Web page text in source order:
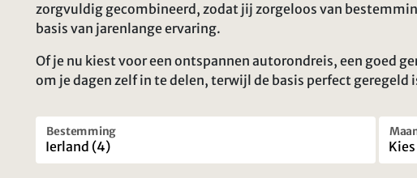
zorgvuldig gecombineerd, zodat jij zorgeloos van
basis van jarenlange ervaring.
Of je nu kiest voor een ontspannen autorondreis, een goed
om je dagen zelf in te delen, terwijl de basis perfect
Bestemming